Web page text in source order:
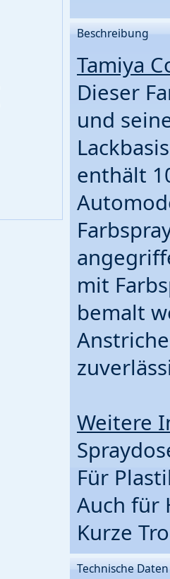
Beschreibung
Tamiya
Dieser
und
enthält
mit
bemalt
Weitere
Für
Auch für
Kurze
Technische Daten